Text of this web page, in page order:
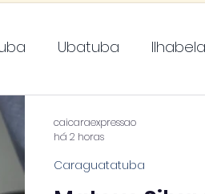
Ubatuba Ilhabela
Caraguatatuba
caicaraexpressao
há 2 horas